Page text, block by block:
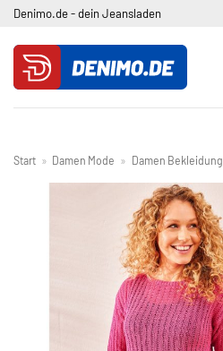
Zum
springen
Denimo.de - dein Jeansladen
Start » Damen Mode » Damen Bekleidung